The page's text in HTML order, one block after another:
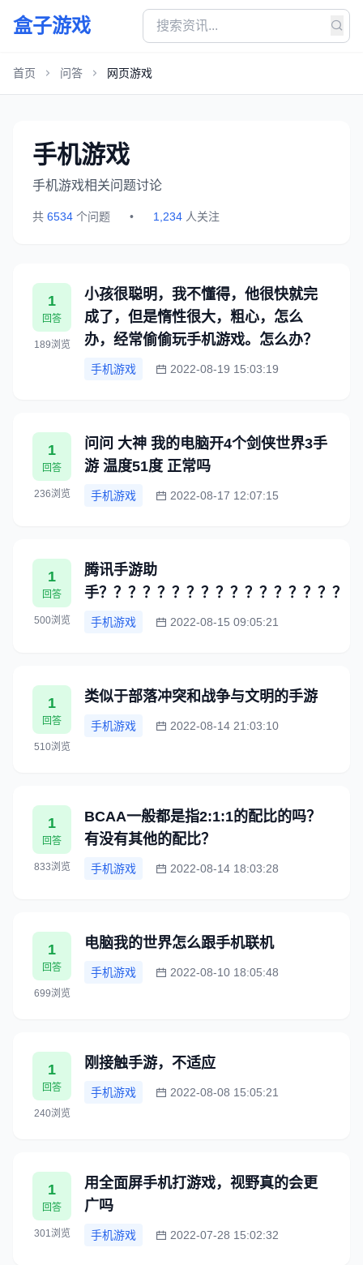
盒子游戏
首页 问答 网页游戏
手机游戏
手机游戏相关问题讨论
共 6534 个问题 • 1,234 人关注
1
回答
189浏览
小孩很聪明，我不懂得，他很快就完
成了，但是惰性很大，粗心，怎么
办，经常偷偷玩手机游戏。怎么办？
手机游戏 2022-08-19 15:03:19
1
回答
236浏览
问问 大神 我的电脑开4个剑侠世界3手
游 温度51度 正常吗
手机游戏 2022-08-17 12:07:15
1
回答
500浏览
腾讯手游助
手？？？？？？？？？？？？？？？？？
手机游戏 2022-08-15 09:05:21
1
回答
510浏览
类似于部落冲突和战争与文明的手游
手机游戏 2022-08-14 21:03:10
1
回答
833浏览
BCAA一般都是指2:1:1的配比的吗？
有没有其他的配比？
手机游戏 2022-08-14 18:03:28
1
回答
699浏览
电脑我的世界怎么跟手机联机
手机游戏 2022-08-10 18:05:48
1
回答
240浏览
刚接触手游，不适应
手机游戏 2022-08-08 15:05:21
1
回答
301浏览
用全面屏手机打游戏，视野真的会更
广吗
手机游戏 2022-07-28 15:02:32